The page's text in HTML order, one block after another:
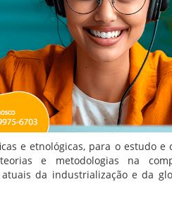
e etnológicas, para o estudo e
e metodologias na
da industrialização e da